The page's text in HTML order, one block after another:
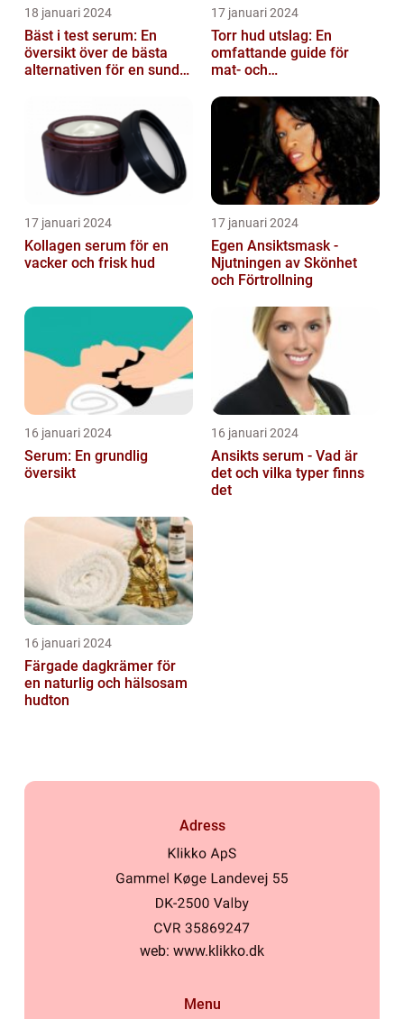
18 januari 2024
Bäst i test serum: En
översikt över de bästa
alternativen för en sund
17 januari 2024
Torr hud utslag: En
omfattande guide för
mat- och
17 januari 2024
Kollagen serum för en
vacker och frisk hud
17 januari 2024
Egen Ansiktsmask -
Njutningen av Skönhet
och Förtrollning
16 januari 2024
Serum: En grundlig
översikt
16 januari 2024
Ansikts serum - Vad är
det och vilka typer finns
det
16 januari 2024
Färgade dagkrämer för
en naturlig och hälsosam
hudton
Adress
web: www.klikko.dk
Menu